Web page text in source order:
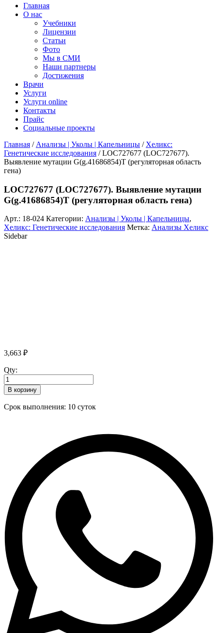
Главная
О нас
Учебники
Лицензии
Статьи
Фото
Мы в СМИ
Наши партнеры
Достижения
Врачи
Услуги
Услуги online
Контакты
Прайс
Социальные проекты
Главная / Анализы | Уколы | Капельницы / Хеликс:
Генетические исследования / LOC727677 (LOC727677).
Выявление мутации G(g.41686854)T (регуляторная область
гена)
LOC727677 (LOC727677). Выявление мутации
G(g.41686854)T (регуляторная область гена)
Арт.: 18-024 Категории: Анализы | Уколы | Капельницы,
Хеликс: Генетические исследования Метка: Анализы Хеликс
Sidebar
3,663 ₽
Qty:
В корзину
Срок выполнения: 10 суток